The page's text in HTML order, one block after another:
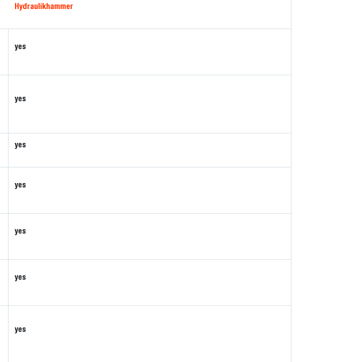
Hydraulikhammer
yes
yes
yes
yes
yes
yes
yes